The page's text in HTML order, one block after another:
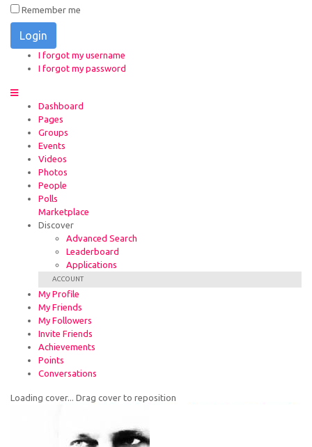
Remember me
Login
I forgot my username
I forgot my password
Dashboard
Pages
Groups
Events
Videos
Photos
People
Polls
Marketplace
Discover
Advanced Search
Leaderboard
Applications
ACCOUNT
My Profile
My Friends
My Followers
Invite Friends
Achievements
Points
Conversations
Loading cover... Drag cover to reposition